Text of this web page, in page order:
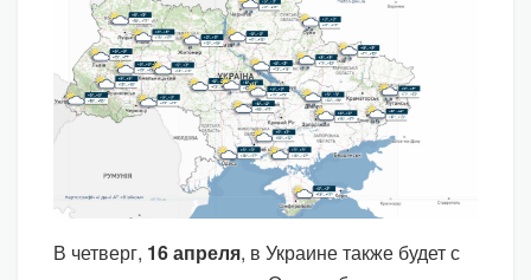
В четверг, 16 апреля, в Украине также будет с